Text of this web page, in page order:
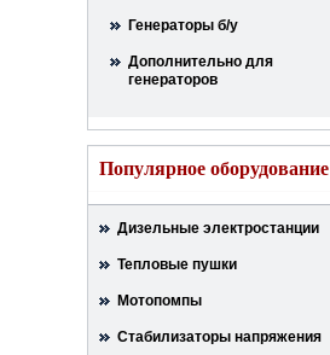
Генераторы б/у
Дополнительно для
генераторов
Популярное оборудование
Дизельные электростанции
Тепловые пушки
Мотопомпы
Стабилизаторы напряжения